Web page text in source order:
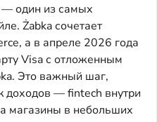
— один из самых
Żabka сочетает
а в апреле 2026 года
Visa с отложенным
Это важный шаг,
доходов — fintech внутри
магазины в небольших